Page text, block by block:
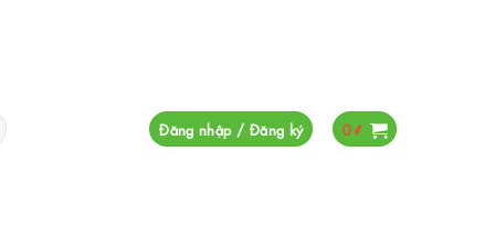
Đăng nhập / Đăng ký 0₫